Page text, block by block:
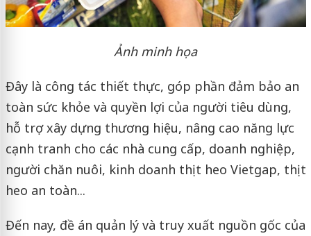
Ảnh minh họa
Đây là công tác thiết thực, góp phần đảm bảo an
toàn sức khỏe và quyền lợi của người tiêu dùng,
hỗ trợ xây dựng thương hiệu, nâng cao năng lực
cạnh tranh cho các nhà cung cấp, doanh nghiệp,
người chăn nuôi, kinh doanh thịt heo Vietgap, thịt
heo an toàn...
Đến nay, đề án quản lý và truy xuất nguồn gốc của